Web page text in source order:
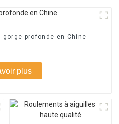
profonde en Chine
plus